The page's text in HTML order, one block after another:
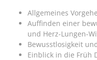
Allgemeines
Auffinden einer
und Herz-Lungen-
Bewusstlosigkeit
Einblick in die Früh